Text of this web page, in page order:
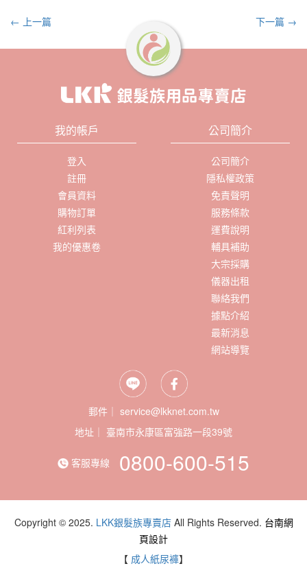
← 上一篇 下一篇 →
我的帳戶
登入
註冊
會員資料
購物訂單
紅利列表
我的優惠卷
公司簡介
公司簡介
隱私權政策
免責聲明
服務條款
運費說明
輔具補助
大宗採購
儀器出租
聯絡我們
據點介紹
最新消息
網站導覽
郵件｜ service@lkknet.com.tw
地址｜
客服專線 0800-600-515
Copyright © 2025. LKK銀髮族專賣店All Rights Reserved. 台南網
頁設計
【 成人紙尿褲】